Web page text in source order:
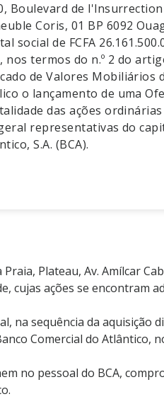
Boulevard de
Coris, 01 BP 6092
social de FCFA
nos termos do n.º 2 do
de Valores Mobiliários
o lançamento de uma
das ações
representativas do
S.A. (BCA).
Plateau, Av. Amílcar
cujas ações se encontram
na sequência da aquisição
Comercial do Atlântico,
no pessoal do BCA,